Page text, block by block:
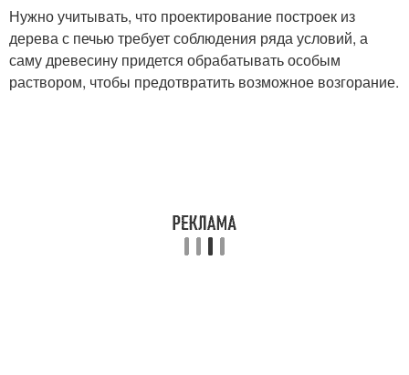
Нужно учитывать, что проектирование построек из
дерева с печью требует соблюдения ряда условий, а
саму древесину придется обрабатывать особым
раствором, чтобы предотвратить возможное возгорание.